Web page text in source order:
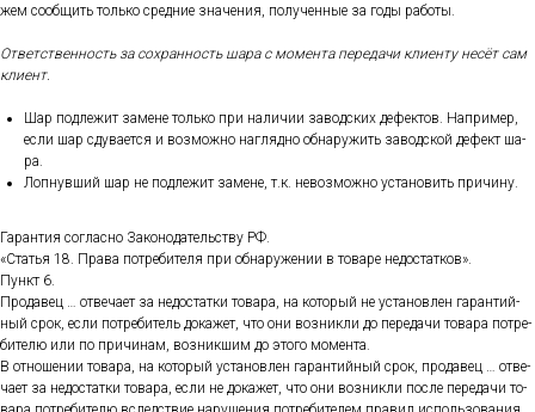
жем со­об­щить толь­ко сред­ние зна­чения, по­лучен­ные за го­ды ра­боты.
От­ветс­твен­ность за сох­ранность ша­ра с мо­мен­та пе­реда­чи кли­ен­ту не­сёт сам
кли­ент.
Шар под­ле­жит за­мене толь­ко при на­личии за­вод­ских де­фек­тов. Нап­ри­мер,
ес­ли шар сду­ва­ет­ся и воз­можно наг­лядно об­на­ружить за­вод­ской де­фект ша­
ра.
Лоп­нувший шар не под­ле­жит за­мене, т.к. не­воз­можно ус­та­новить при­чину.
Га­ран­тия сог­ласно За­коно­датель­ству РФ.
«Статья 18. Пра­ва пот­ре­бите­ля при об­на­руже­нии в то­варе не­дос­татков».
Пункт 6.
Про­давец … от­ве­ча­ет за не­дос­татки то­вара, на ко­торый не ус­та­нов­лен га­ран­тий­
ный срок, ес­ли пот­ре­битель до­кажет, что они воз­никли до пе­реда­чи то­вара пот­ре­
бите­лю или по при­чинам, воз­никшим до это­го мо­мен­та.
В от­но­шении то­вара, на ко­торый ус­та­нов­лен га­ран­тий­ный срок, про­давец … от­ве­
ча­ет за не­дос­татки то­вара, ес­ли не до­кажет, что они воз­никли пос­ле пе­реда­чи то­